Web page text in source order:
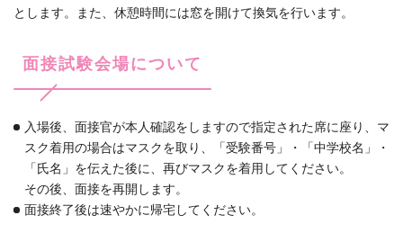
とします。また、休憩時間には窓を開けて換気を行います。
面接試験会場について
入場後、面接官が本人確認をしますので指定された席に座り、マ
スク着用の場合はマスクを取り、「受験番号」・「中学校名」・
「氏名」を伝えた後に、再びマスクを着用してください。
その後、面接を再開します。
面接終了後は速やかに帰宅してください。